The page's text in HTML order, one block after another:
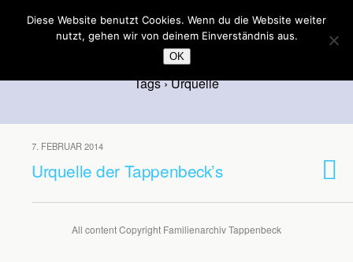
Familienarchiv Tappenbeck
Tags › Urquelle
7. FEBRUAR 2014
Urquelle der Tappenbeck’s
All content Copyright Familienarchiv Tappenbeck
Diese Website benutzt Cookies. Wenn du die Website weiter
nutzt, gehen wir von deinem Einverständnis aus.
OK